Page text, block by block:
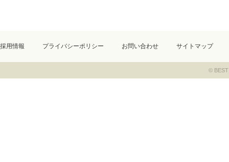
採用情報 プライバシーポリシー お問い合わせ サイトマップ
© BEST